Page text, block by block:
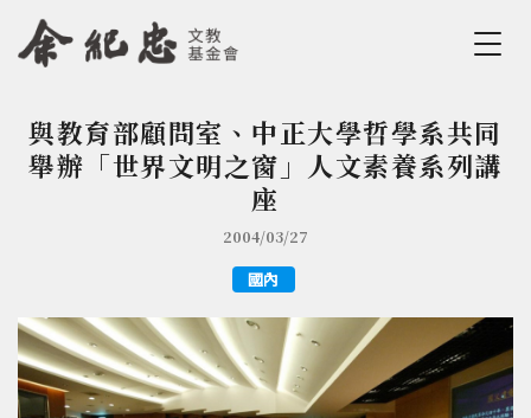
Jump to Navigation
Jump to Main content
您在這裡
與教育部顧問室、中正大學哲學系共同
舉辦「世界文明之窗」人文素養系列講
座
2004/03/27
國內